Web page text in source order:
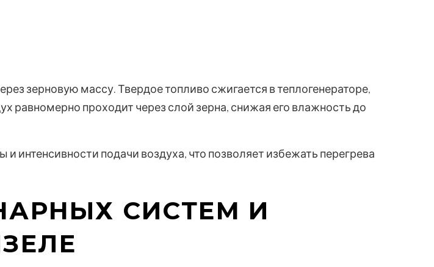
зерновую массу. Твердое топливо сжигается в теплогенераторе,
равномерно проходит через слой зерна, снижая его влажность до
интенсивности подачи воздуха, что позволяет избежать перегрева
СИСТЕМ И